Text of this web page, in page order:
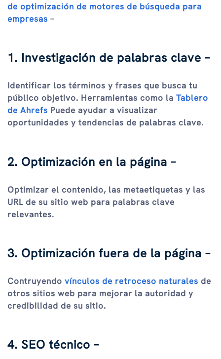
de optimización de motores de búsqueda para
empresas –
1. Investigación de palabras clave –
Identificar los términos y frases que busca tu
público objetivo. Herramientas como la Tablero
de Ahrefs Puede ayudar a visualizar
oportunidades y tendencias de palabras clave.
2. Optimización en la página –
Optimizar el contenido, las metaetiquetas y las
URL de su sitio web para palabras clave
relevantes.
3. Optimización fuera de la página –
Contruyendo vínculos de retroceso naturales de
otros sitios web para mejorar la autoridad y
credibilidad de su sitio.
4. SEO técnico –